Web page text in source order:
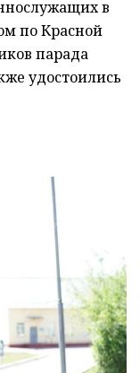
в
по Красной
парада
удостоились